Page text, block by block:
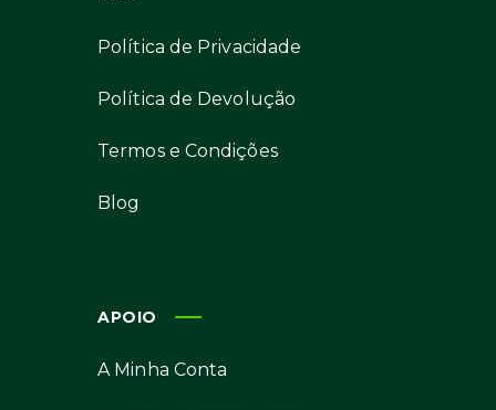
Política de Privacidade
Política de Devolução
Termos e Condições
Blog
APOIO
A Minha Conta